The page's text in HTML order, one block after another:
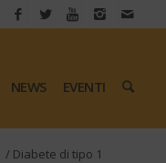
NEWS EVENTI
/ Diabete di tipo 1